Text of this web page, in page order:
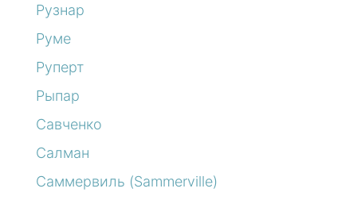
Рузнар
Руме
Руперт
Рыпар
Савченко
Салман
Саммервиль (Sammerville)